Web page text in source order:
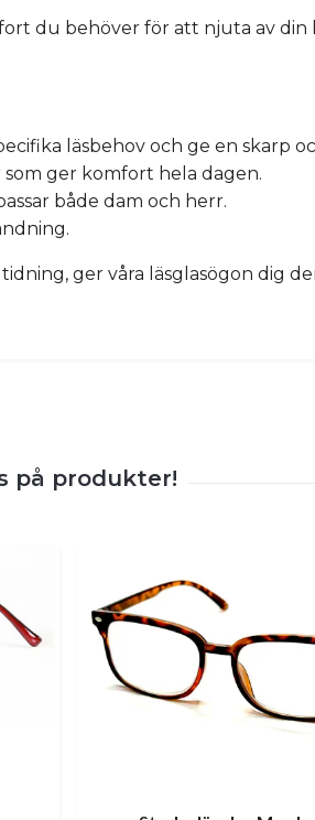
du behöver för att njuta av din
läsbehov och ge en skarp
ger komfort hela dagen.
både dam och herr.
ger våra läsglasögon dig